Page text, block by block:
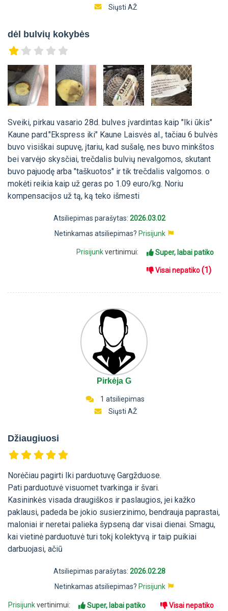
Siųsti AŽ
dėl bulvių kokybės
Sveiki, pirkau vasario 28d. bulves įvardintas kaip "Iki ūkis"
Kaune pard."Ekspress iki" Kaune Laisvės al., tačiau 6 bulvės
buvo visiškai supuvę, įtariu, kad sušalę, nes buvo minkštos
bei varvėjo skysčiai, trečdalis bulvių nevalgomos, skutant
buvo pajuodę arba "taškuotos" ir tik trečdalis valgomos. o
mokėti reikia kaip už geras po 1.09 euro/kg. Noriu
kompensacijos už tą, ką teko išmesti
Atsiliepimas parašytas: 2026.03.02
Netinkamas atsiliepimas? Prisijunk
Prisijunkvertinimui: Super, labai patiko
Visai nepatiko(1)
Pirkėja G
1 atsiliepimas
Siųsti AŽ
Džiaugiuosi
Norėčiau pagirti Iki parduotuvę Gargžduose.
Pati parduotuvė visuomet tvarkinga ir švari.
Kasininkės visada draugiškos ir paslaugios, jei kažko
paklausi, padeda be jokio susierzinimo, bendrauja paprastai,
maloniai ir neretai palieka šypseną dar visai dienai. Smagu,
kai vietinė parduotuvė turi tokį kolektyvą ir taip puikiai
darbuojasi, ačiū
Atsiliepimas parašytas: 2026.02.28
Netinkamas atsiliepimas? Prisijunk
Prisijunkvertinimui: Super, labai patiko Visai nepatiko